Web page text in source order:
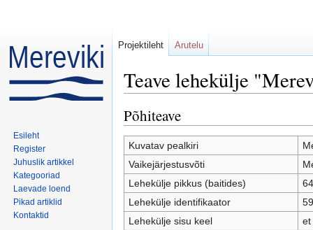
Teave lehekülje
Põhiteave
Kuvatav pealkiri
Vaikejärjestusvõti
Lehekülje pikkus (baitides)
Lehekülje identifikaator
59
Lehekülje sisu keel
et
Projektileht Arutelu
Esileht
Register
Juhuslik artikkel
Kategooriad
Laevade loend
Pikad artiklid
Kontaktid